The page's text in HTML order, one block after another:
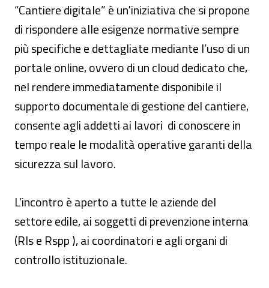
“Cantiere digitale” è un'iniziativa che si propone
di rispondere alle esigenze normative sempre
più specifiche e dettagliate mediante l’uso di un
portale online, ovvero di un cloud dedicato che,
nel rendere immediatamente disponibile il
supporto documentale di gestione del cantiere,
consente agli addetti ai lavori di conoscere in
tempo reale le modalità operative garanti della
sicurezza sul lavoro.
L’incontro è aperto a tutte le aziende del
settore edile, ai soggetti di prevenzione interna
(Rls e Rspp ), ai coordinatori e agli organi di
controllo istituzionale.